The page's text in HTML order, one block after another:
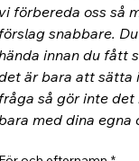
förbereda oss så
snabbare.
innan du fått
är bara att sätta
så gör inte det
med dina egna